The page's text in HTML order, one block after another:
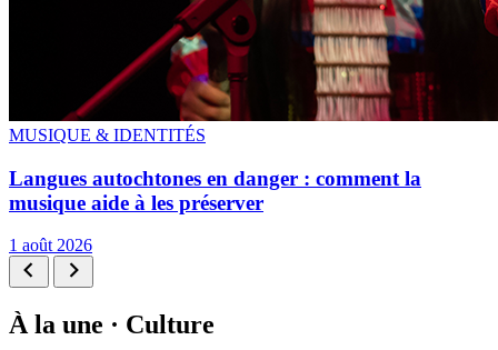
MUSIQUE & IDENTITÉS
Langues autochtones en danger : comment la
musique aide à les préserver
1 août 2026
À la une · Culture